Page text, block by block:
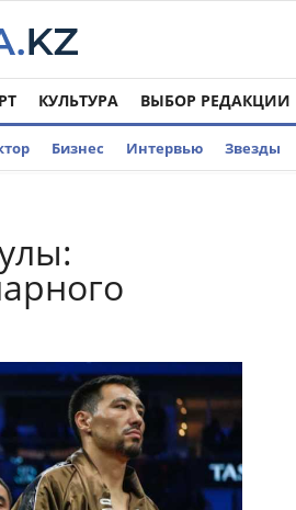
КУЛЬТУРА ВЫБОР РЕДАКЦИИ
Бизнес Интервью Звезды